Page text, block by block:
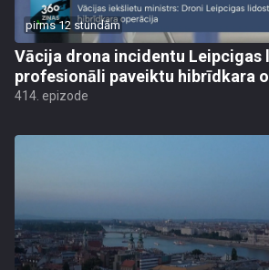
pirms 12 stundām
Vācija drona incidentu Leipcigas
profesionāli paveiktu hibrīdkara
414. epizode